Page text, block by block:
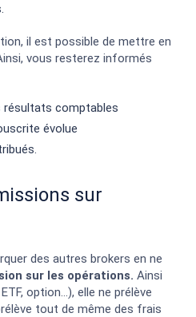
il est possible de mettre en
vous resterez informés
résultats comptables
évolue
sur
des autres brokers en ne
sur les opérations. Ainsi
option…), elle ne prélève
tout de même des frais